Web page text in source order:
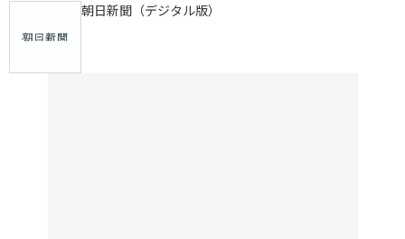
朝日新聞（デジタル版）